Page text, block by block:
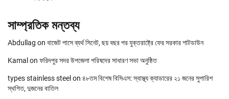
সাম্প্রতিক মন্তব্য
Abdullag on বাজেট পাসে ব্যর্থ সিনেট, ছয় বছর পর যুক্তরাষ্ট্রে ফের সরকার শাটডাউন
Kamal on ফরিদপুর সদর উপজেলা পরিষদের সাধারণ সভা অনুষ্ঠিত
types stainless steel on ৪৮তম বিশেষ বিসিএস: স্বাস্থ্য ক্যাডারের ২১ জনের সুপারিশ
স্থগিত, দুজনের বাতিল